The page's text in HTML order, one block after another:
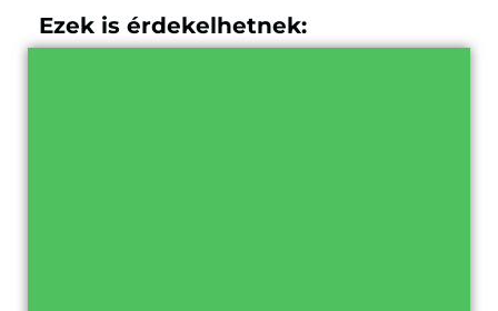
Ezek is érdekelhetnek: